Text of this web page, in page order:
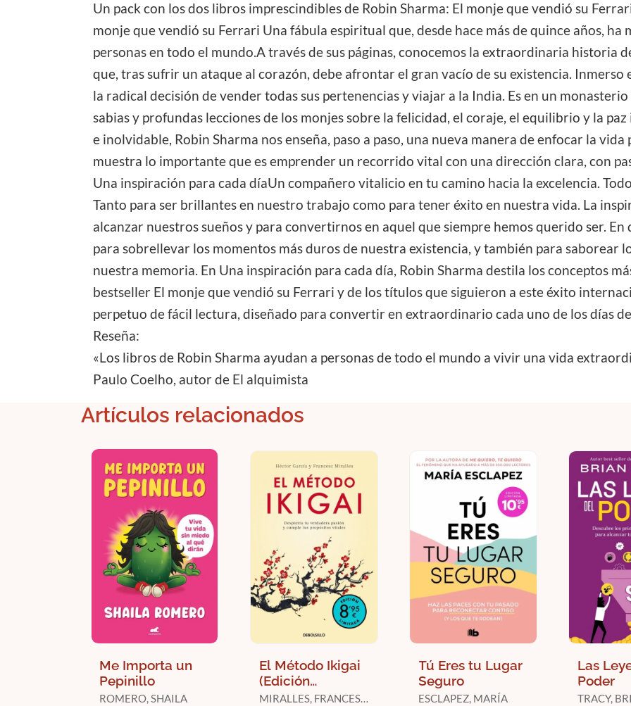
Un pack con los dos libros imprescindibles de Robin Sharma: El monje que vendió su
monje que vendió su Ferrari Una fábula espiritual que, desde hace más de quince años, ha
personas en todo el mundo.A través de sus páginas, conocemos la extraordinaria historia
que, tras sufrir un ataque al corazón, debe afrontar el gran vacío de su existencia. Inmerso
la radical decisión de vender todas sus pertenencias y viajar a la India. Es en un
sabias y profundas lecciones de los monjes sobre la felicidad, el coraje, el equilibrio y la
e inolvidable, Robin Sharma nos enseña, paso a paso, una nueva manera de enfocar la
muestra lo importante que es emprender un recorrido vital con una dirección clara, con
Una inspiración para cada díaUn compañero vitalicio en tu camino hacia la excelencia.
Tanto para ser brillantes en nuestro trabajo como para tener éxito en nuestra vida. La
alcanzar nuestros sueños y para convertirnos en aquel que siempre hemos querido ser.
para sobrellevar los momentos más duros de nuestra existencia, y también para saborear
nuestra memoria. En Una inspiración para cada día, Robin Sharma destila los conceptos
bestseller El monje que vendió su Ferrari y de los títulos que siguieron a este éxito
perpetuo de fácil lectura, diseñado para convertir en extraordinario cada uno de los días
Reseña:
«Los libros de Robin Sharma ayudan a personas de todo el mundo a vivir una vida
Paulo Coelho, autor de El alquimista
Artículos relacionados
Me Importa un
Pepinillo
ROMERO, SHAILA
El Método Ikigai
(Edición
Limitada)
MIRALLES, FRANCESC
Tú Eres tu Lugar
Seguro
ESCLAPEZ, MARÍA
Las
Poder
TRACY,